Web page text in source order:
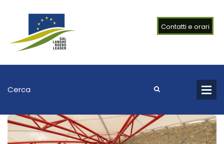
Contatti e orari